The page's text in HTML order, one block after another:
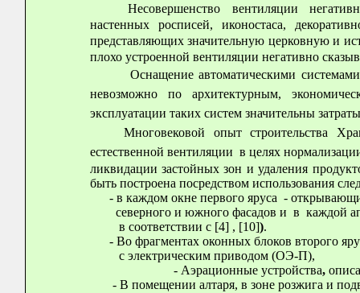
Несовершенство вентиляции
настенных росписей, иконостаса,
представляющих значительную церковную и
плохо устроенной вентиляции негативно
Оснащение автоматическими системами
невозможно по архитектурным,
эксплуатации таких систем значительны
Многовековой опыт строительства
естественной вентиляции в целях
ликвидации застойных зон и удаления
быть построена посредством использования
- в каждом окне первого яруса -
северного и южного фасадов и в каждой
в соответствии с [4] , [10]).
- Во фрагментах оконных блоков второго
с электрическим приводом (ОЭ-П),
- Аэрационные устройства,
- В помещении алтаря, в зоне розжига и